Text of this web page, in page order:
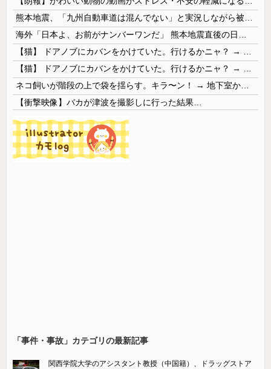
【衝撃映像】バカが津波を撮影しに行った結果…
「事件・事故」カテゴリの最新記事
関西学院大学のアシスタント教授（中国籍）、ドラッグストア